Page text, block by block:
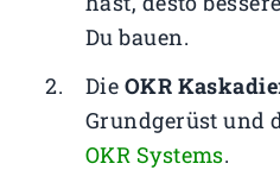
Du bauen.
Die OKR
Grundgerüst und
OKR Systems.